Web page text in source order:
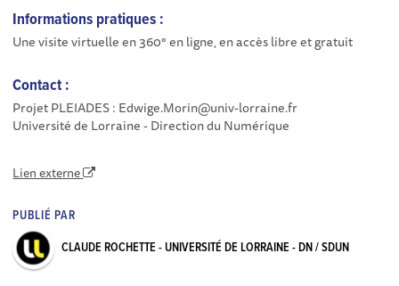
Informations pratiques :
Une visite virtuelle en 360° en ligne, en accès libre et gratuit
Contact :
Projet PLEIADES : Edwige.Morin@univ-lorraine.fr
Université de Lorraine - Direction du Numérique
Lien externe
PUBLIÉ PAR
CLAUDE ROCHETTE - UNIVERSITÉ DE LORRAINE - DN / SDUN